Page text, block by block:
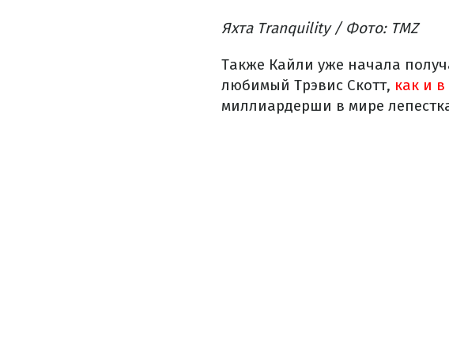
Яхта Tranquility / Фото: TMZ
Также Кайли уже начала
любимый Трэвис Скотт, как и
миллиардерши в мире